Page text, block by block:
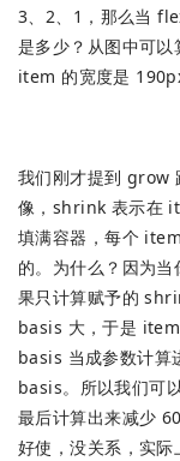
3、2、1，那么当
是多少？从图中可
item 的宽度是 190px
我们刚才提到 grow
像，shrink 表示在
填满容器，每个
的。为什么？因为
果只计算赋予的
basis 大，于是
basis 当成参数计算
basis。所以我们可
最后计算出来减少
好使，没关系，实际